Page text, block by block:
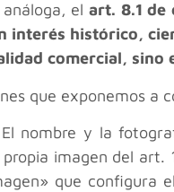
el art. 8.1 de
interés histórico,
comercial,
que exponemos a
El nombre y la
imagen del
que configura